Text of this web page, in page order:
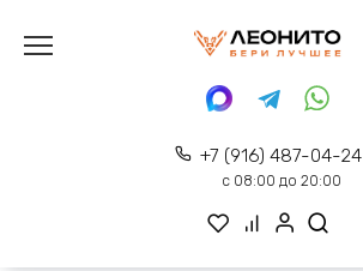
содержанию
+7 (916) 487-04-24
с 08:00 до 20:00